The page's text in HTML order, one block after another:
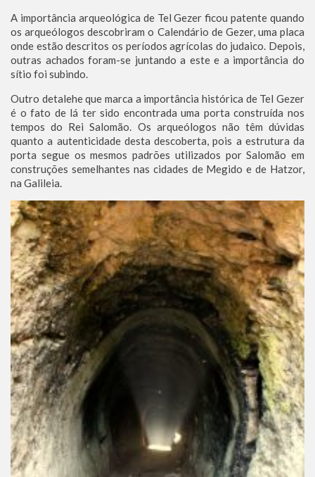
A importância arqueológica de Tel Gezer ficou patente quando
os arqueólogos descobriram o Calendário de Gezer, uma placa
onde estão descritos os períodos agrícolas do judaico. Depois,
outras achados foram-se juntando a este e a importância do
sítio foi subindo.
Outro detalehe que marca a importância histórica de Tel Gezer
é o fato de lá ter sido encontrada uma porta construída nos
tempos do Rei Salomão. Os arqueólogos não têm dúvidas
quanto a autenticidade desta descoberta, pois a estrutura da
porta segue os mesmos padrões utilizados por Salomão em
construções semelhantes nas cidades de Megido e de Hatzor,
na Galileia.